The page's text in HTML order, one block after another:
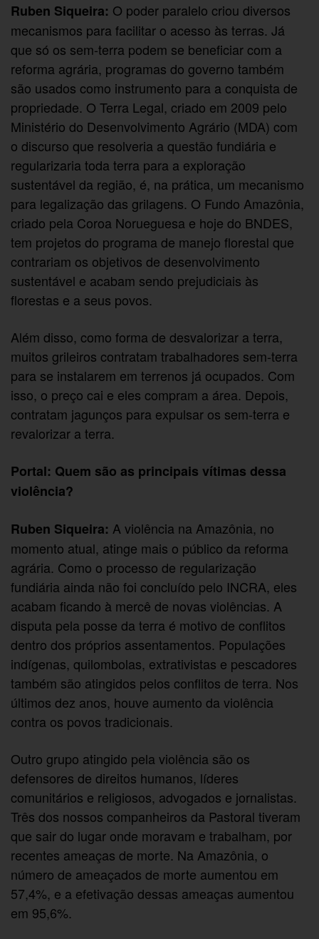
Ruben Siqueira: O poder paralelo criou diversos
mecanismos para facilitar o acesso às terras. Já
que só os sem-terra podem se beneficiar com a
reforma agrária, programas do governo também
são usados como instrumento para a conquista de
propriedade. O Terra Legal, criado em 2009 pelo
Ministério do Desenvolvimento Agrário (MDA) com
o discurso que resolveria a questão fundiária e
regularizaria toda terra para a exploração
sustentável da região, é, na prática, um mecanismo
para legalização das grilagens. O Fundo Amazônia,
criado pela Coroa Norueguesa e hoje do BNDES,
tem projetos do programa de manejo florestal que
contrariam os objetivos de desenvolvimento
sustentável e acabam sendo prejudiciais às
florestas e a seus povos.
Além disso, como forma de desvalorizar a terra,
muitos grileiros contratam trabalhadores sem-terra
para se instalarem em terrenos já ocupados. Com
isso, o preço cai e eles compram a área. Depois,
contratam jagunços para expulsar os sem-terra e
revalorizar a terra.
Portal: Quem são as principais vítimas dessa
violência?
Ruben Siqueira: A violência na Amazônia, no
momento atual, atinge mais o público da reforma
agrária. Como o processo de regularização
fundiária ainda não foi concluído pelo INCRA, eles
acabam ficando à mercê de novas violências. A
disputa pela posse da terra é motivo de conflitos
dentro dos próprios assentamentos. Populações
indígenas, quilombolas, extrativistas e pescadores
também são atingidos pelos conflitos de terra. Nos
últimos dez anos, houve aumento da violência
contra os povos tradicionais.
Outro grupo atingido pela violência são os
defensores de direitos humanos, líderes
comunitários e religiosos, advogados e jornalistas.
Três dos nossos companheiros da Pastoral tiveram
que sair do lugar onde moravam e trabalham, por
recentes ameaças de morte. Na Amazônia, o
número de ameaçados de morte aumentou em
57,4%, e a efetivação dessas ameaças aumentou
em 95,6%.